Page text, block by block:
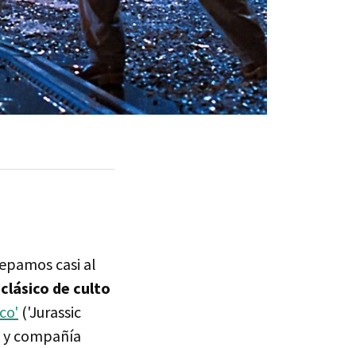
casi al
clásico de culto
('Jurassic
y compañía